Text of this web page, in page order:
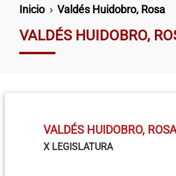
Ruta de navegación
Inicio Valdés Huidobro, Rosa
VALDÉS HUIDOBRO,
VALDÉS HUIDOBRO, ROSA
X LEGISLATURA